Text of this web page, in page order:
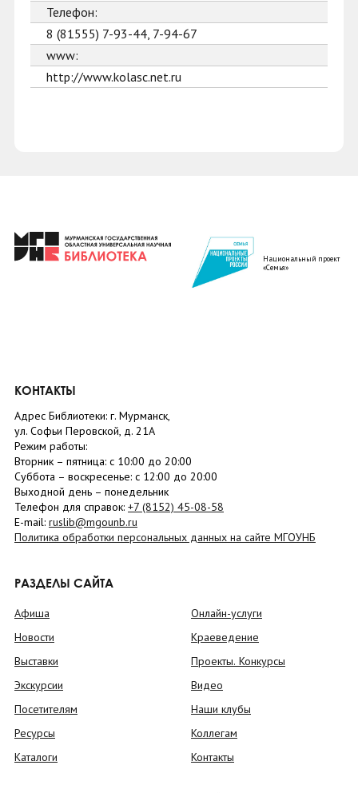
Телефон:
8 (81555) 7-93-44, 7-94-67
www:
http://www.kolasc.net.ru
Национальный проект
«Семья»
КОНТАКТЫ
Адрес Библиотеки: г. Мурманск,
ул. Софьи Перовской, д. 21А
Режим работы:
Вторник – пятница: с 10:00 до 20:00
Суббота – воскресенье: c 12:00 до 20:00
Выходной день – понедельник
Телефон для справок: +7 (8152) 45-08-58
E-mail: ruslib@mgounb.ru
Политика обработки персональных данных на сайте МГОУНБ
РАЗДЕЛЫ САЙТА
Афиша
Новости
Выставки
Экскурсии
Посетителям
Ресурсы
Каталоги
Онлайн-услуги
Краеведение
Проекты. Конкурсы
Видео
Наши клубы
Коллегам
Контакты